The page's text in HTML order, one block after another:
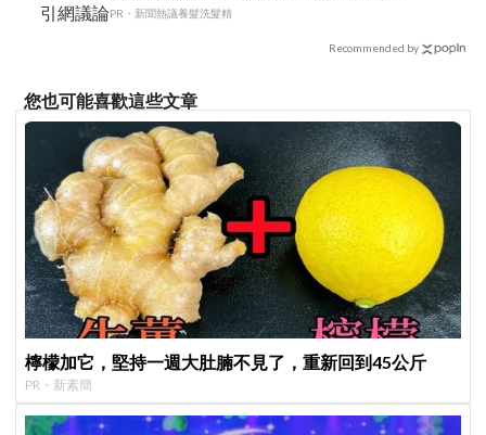
引網議論PR・新聞熱議養髮洗髮精
Recommended by
您也可能喜歡這些文章
檸檬加它，堅持一週大肚腩不見了，重新回到45公斤
PR・新素簡